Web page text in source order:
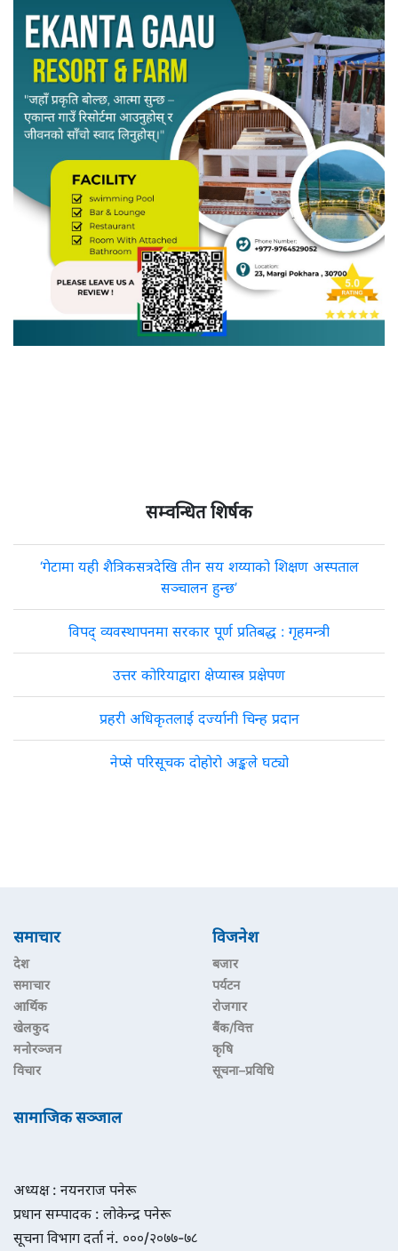
सम्वन्धित शिर्षक
‘गेटामा यही शैत्रिकसत्रदेखि तीन सय शय्याको शिक्षण अस्पताल
सञ्चालन हुन्छ’
विपद् व्यवस्थापनमा सरकार पूर्ण प्रतिबद्ध : गृहमन्त्री
उत्तर कोरियाद्वारा क्षेप्यास्त्र प्रक्षेपण
प्रहरी अधिकृतलाई दर्ज्यानी चिन्ह प्रदान
नेप्से परिसूचक दोहोरो अङ्कले घट्यो
समाचार
देश
समाचार
आर्थिक
खेलकुद
मनोरञ्जन
विचार
विजनेश
बजार
पर्यटन
रोजगार
बैंक/वित्त
कृषि
सूचना–प्रविधि
सामाजिक सञ्जाल
अध्यक्ष : नयनराज पनेरू
प्रधान सम्पादक : लोकेन्द्र पनेरू
सूचना विभाग दर्ता नं. ०००/२०७७-७८